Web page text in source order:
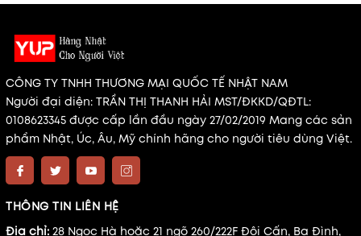
CÔNG TY TNHH THƯƠNG MẠI QUỐC TẾ NHẬT NAM
Người đại diện: TRẦN THỊ THANH HẢI MST/ĐKKD/QĐTL:
0108623345 được cấp lần đầu ngày 27/02/2019 Mang các sản
phẩm Nhật, Úc, Âu, Mỹ chính hãng cho người tiêu dùng Việt.
THÔNG TIN LIÊN HỆ
Địa chỉ: 28 Ngọc Hà hoặc 21 ngõ 260/222F Đội Cấn, Ba Đình,